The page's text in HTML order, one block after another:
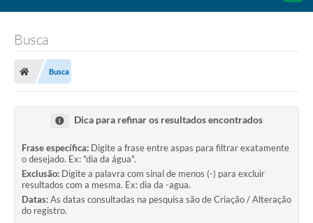
A Prefeitura
Secretarias
Licitações
Orçamento Participativo
Tecnologia da Informação e Proteção de Dados
Busca
Busca
Dica para refinar os resultados encontrados
Frase específica: Digite a frase entre aspas para filtrar exatamente
o desejado. Ex: "dia da água".
Exclusão: Digite a palavra com sinal de menos (-) para excluir
resultados com a mesma. Ex: dia da -agua.
Datas:As datas consultadas na pesquisa são de Criação / Alteração
do registro.